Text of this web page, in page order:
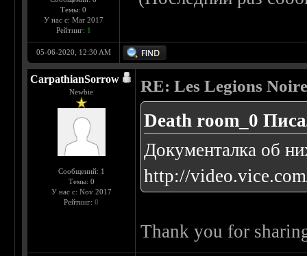
Темы: 0
У нас с: Mar 2017
Рейтинг: 1
05-06-2020, 12:30 AM
CarpathianSorrow
Newbie
Сообщений: 1
Темы: 0
У нас с: Nov 2017
Рейтинг:0
RE: Les Legions
Death room_0
Документалка об
http://
Thank you for